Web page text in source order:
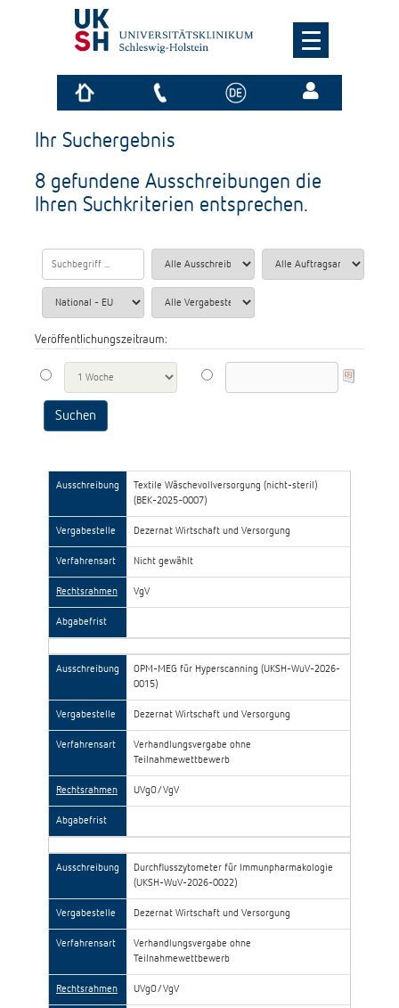
Ihr Suchergebnis
8 gefundene Ausschreibungen die
Ihren Suchkriterien entsprechen.
Veröffentlichungszeitraum:
Ausschreibung
Textile Wäschevollversorgung (nicht-steril)
(BEK-2025-0007)
Vergabestelle Dezernat Wirtschaft und Versorgung
Verfahrensart Nicht gewählt
Rechtsrahmen VgV
Abgabefrist
Ausschreibung
OPM-MEG für Hyperscanning (UKSH-WuV-2026-
0015)
Vergabestelle Dezernat Wirtschaft und Versorgung
Verfahrensart
Verhandlungsvergabe ohne
Teilnahmewettbewerb
Rechtsrahmen UVgO/VgV
Abgabefrist
Ausschreibung
Durchflusszytometer für Immunpharmakologie
(UKSH-WuV-2026-0022)
Vergabestelle Dezernat Wirtschaft und Versorgung
Verfahrensart
Verhandlungsvergabe ohne
Teilnahmewettbewerb
Rechtsrahmen UVgO/VgV